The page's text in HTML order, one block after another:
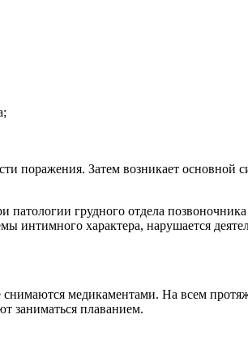
поражения. Затем возникает
грудного отдела
интимного характера, нарушается
медикаментами. На всем
заниматься плаванием.